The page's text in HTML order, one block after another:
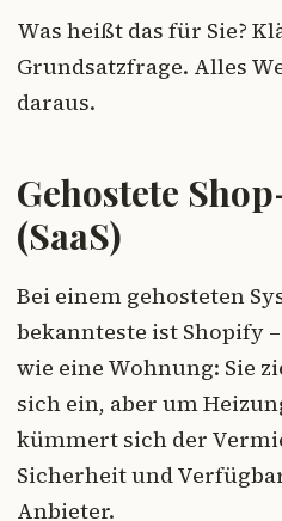
Was heißt das für Sie?
Grundsatzfrage. Alles
daraus.
Gehostete
(SaaS)
Bei einem gehosteten
bekannteste ist Shopify
wie eine Wohnung: Sie
sich ein, aber um
kümmert sich der
Sicherheit und
Anbieter.